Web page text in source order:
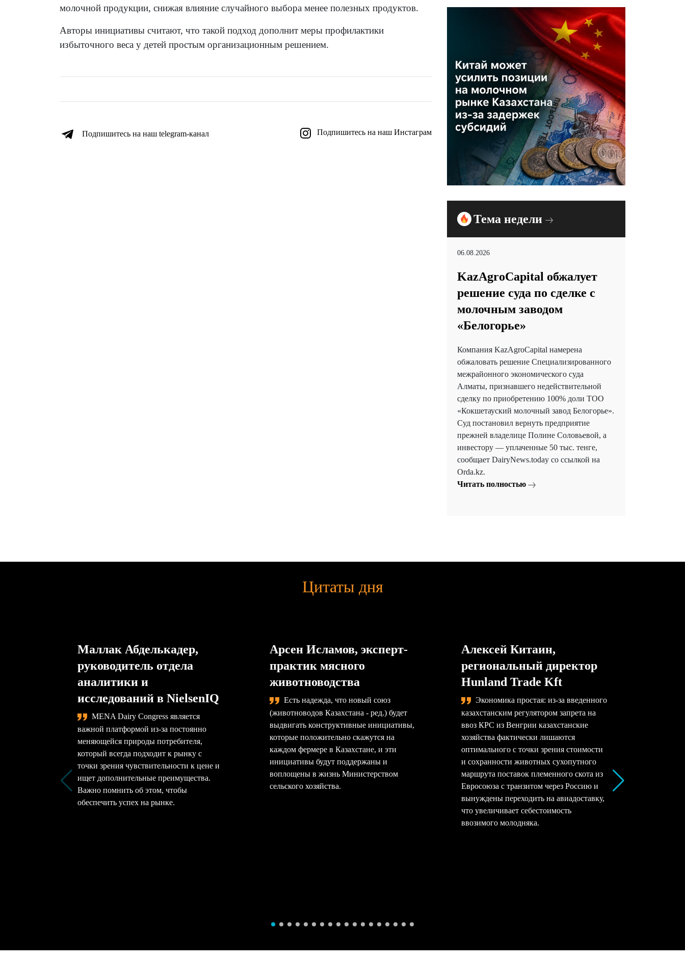
молочной продукции, снижая влияние случайного выбора менее полезных продуктов.
Авторы инициативы считают, что такой подход дополнит меры профилактики
избыточного веса у детей простым организационным решением.
Подпишитесь на наш telegram-канал Подпишитесь на наш Инстаграм
Тема недели
06.08.2026
KazAgroCapital обжалует
решение суда по сделке с
молочным заводом
«Белогорье»
Компания KazAgroCapital намерена
обжаловать решение Специализированного
межрайонного экономического суда
Алматы, признавшего недействительной
сделку по приобретению 100% доли ТОО
«Кокшетауский молочный завод Белогорье».
Суд постановил вернуть предприятие
прежней владелице Полине Соловьевой, а
инвестору — уплаченные 50 тыс. тенге,
сообщает DairyNews.today со ссылкой на
Orda.kz.
Читать полностью
Цитаты дня
Маллак Абделькадер,
руководитель отдела
аналитики и
исследований в NielsenIQ
MENA Dairy Congress является
важной платформой из-за постоянно
меняющейся природы потребителя,
который всегда подходит к рынку с
точки зрения чувствительности к цене и
ищет дополнительные преимущества.
Важно помнить об этом, чтобы
обеспечить успех на рынке.
Арсен Исламов, эксперт-
практик мясного
животноводства
Есть надежда, что новый союз
(животноводов Казахстана - ред.) будет
выдвигать конструктивные инициативы,
которые положительно скажутся на
каждом фермере в Казахстане, и эти
инициативы будут поддержаны и
воплощены в жизнь Министерством
сельского хозяйства.
Алексей Китаин,
региональный директор
Hunland Trade Kft
Экономика простая: из-за введенного
казахстанским регулятором запрета на
ввоз КРС из Венгрии казахстанские
хозяйства фактически лишаются
оптимального с точки зрения стоимости
и сохранности животных сухопутного
маршрута поставок племенного скота из
Евросоюза с транзитом через Россию и
вынуждены переходить на авиадоставку,
что увеличивает себестоимость
ввозимого молодняка.